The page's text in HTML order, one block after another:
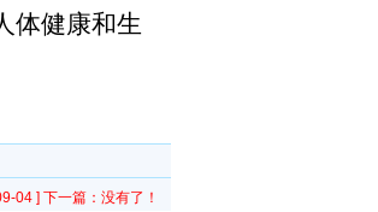
体健康和生
04 ] 下一篇：没有了！